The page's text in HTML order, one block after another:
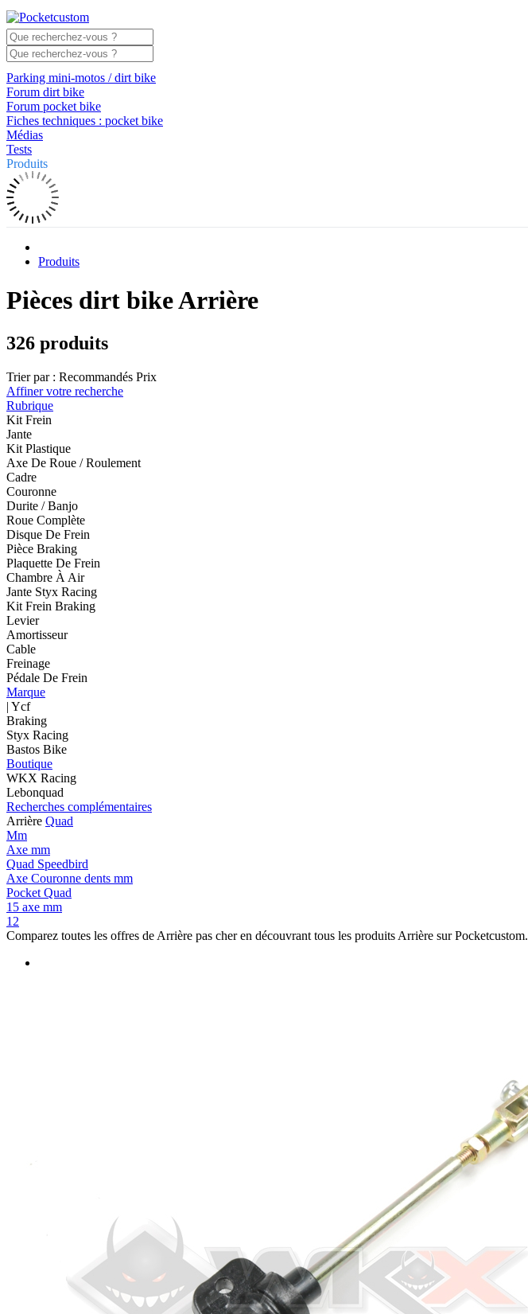
Parking mini-motos / dirt bike
Forum dirt bike
Forum pocket bike
Fiches techniques : pocket bike
Médias
Tests
Produits
Produits
Pièces dirt bike Arrière
326 produits
Trier par : Recommandés Prix
Affiner votre recherche
Rubrique
Kit Frein
Jante
Kit Plastique
Axe De Roue / Roulement
Cadre
Couronne
Durite / Banjo
Roue Complète
Disque De Frein
Pièce Braking
Plaquette De Frein
Chambre À Air
Jante Styx Racing
Kit Frein Braking
Levier
Amortisseur
Cable
Freinage
Pédale De Frein
Marque
| Ycf
Braking
Styx Racing
Bastos Bike
Boutique
WKX Racing
Lebonquad
Recherches complémentaires
Arrière Quad
Mm
Axe mm
Quad Speedbird
Axe Couronne dents mm
Pocket Quad
15 axe mm
12
Comparez toutes les offres de Arrière pas cher en découvrant tous les produits Arrière sur Pocketcustom.